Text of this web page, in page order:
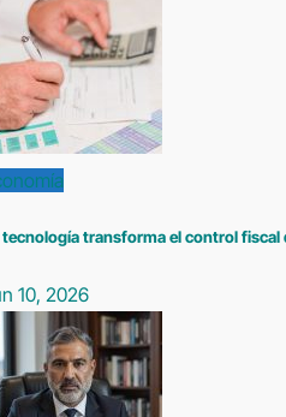
tecnología transforma el control
10, 2026